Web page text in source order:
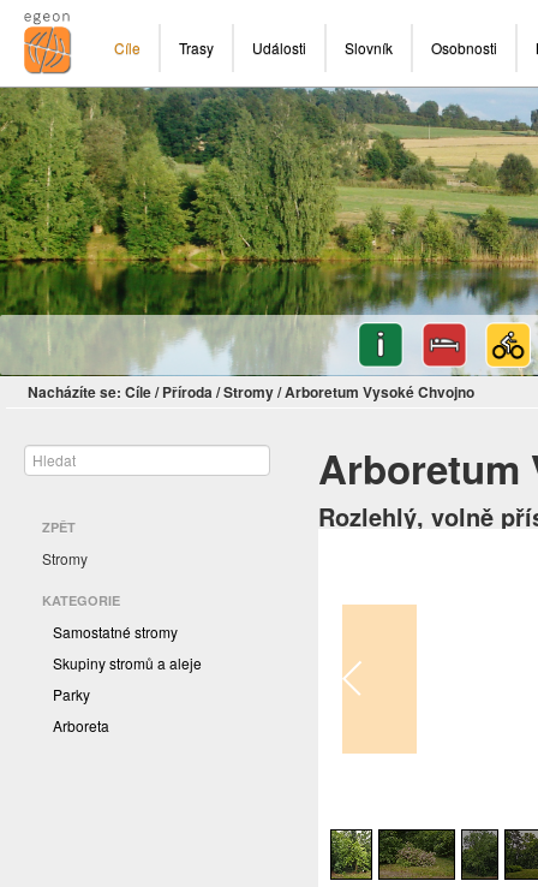
Cíle Trasy Události Slovník Osobnosti
Nacházíte se: Cíle/ Příroda/Stromy/Arboretum Vysoké Chvojno
ZPĚT
Stromy
KATEGORIE
Samostatné stromy
Skupiny stromů a aleje
Parky
Arboreta
Arboretum
Rozlehlý, volně